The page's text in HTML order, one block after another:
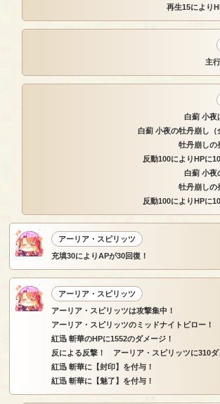
再生15により
主
白薊 小夜
白薊 小夜の牡丹崩し（
牡丹崩しの
反動100によりHPに
白薊 小夜
牡丹崩しの
反動100によりHPに
アーリア・スピリッツ
充填30によりAPが30回復！
アーリア・スピリッツ
アーリア・スピリッツは攻撃集中！
アーリア・スピリッツのミッドナイトピロー！
紅迅 斬華のHPに1552のダメージ！
反による反撃！ アーリア・スピリッツに310ダ
紅迅 斬華に【封印】を付与！
紅迅 斬華に【魅了】を付与！